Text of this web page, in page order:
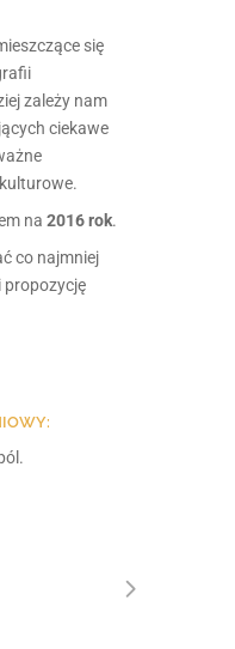
się
zależy nam
ciekawe
na 2016 rok.
co najmniej